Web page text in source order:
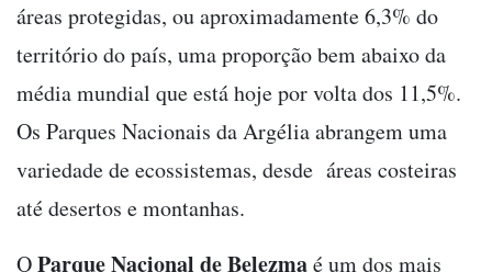
áreas protegidas, ou aproximadamente 6,3% do
território do país, uma proporção bem abaixo da
média mundial que está hoje por volta dos 11,5%.
Os Parques Nacionais da Argélia abrangem uma
variedade de ecossistemas, desde áreas costeiras
até desertos e montanhas.
OParque Nacional de Belezmaé um dos mais